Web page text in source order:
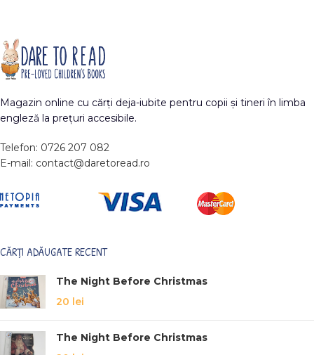
Magazin online cu cărți deja-iubite pentru copii și tineri în limba
engleză la prețuri accesibile.
Telefon: 0726 207 082
E-mail: contact@daretoread.ro
CĂRȚI ADĂUGATE RECENT
The Night Before Christmas
20 lei
The Night Before Christmas